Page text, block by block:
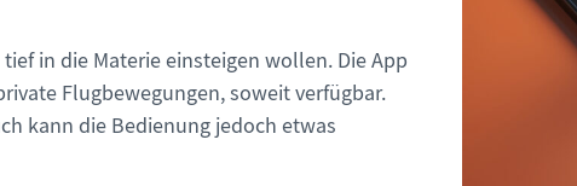
in die Materie einsteigen wollen. Die App
Flugbewegungen, soweit verfügbar.
kann die Bedienung jedoch etwas